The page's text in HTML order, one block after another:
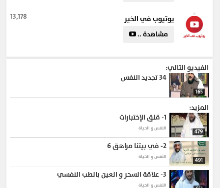
13,178
يوتيوب في الخير
مشاهدة ..
الفيديو التالي:
165
34تجديد النفس
المزيد:
479
1- قلق الإختبارات
النفس و الحياة
491
2- في بيتنا مراهق 6 ‎
النفس و الحياة
3- علاقة السحر و العين بالطب النفسي
النفس و الحياة